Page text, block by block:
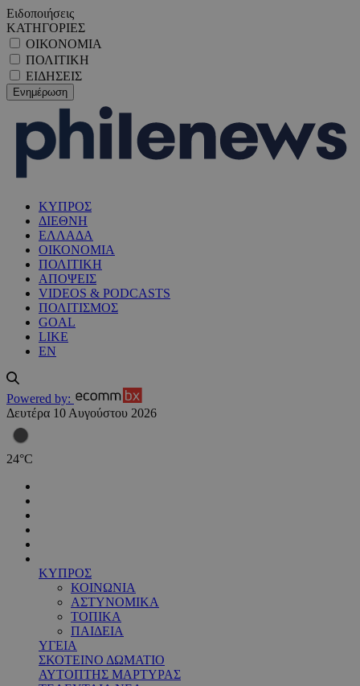
Ειδοποιήσεις
ΚΑΤΗΓΟΡΙΕΣ
ΟΙΚΟΝΟΜΙΑ
ΠΟΛΙΤΙΚΗ
ΕΙΔΗΣΕΙΣ
ΚΥΠΡΟΣ
ΔΙΕΘΝΗ
ΕΛΛΑΔΑ
ΟΙΚΟΝΟΜΙΑ
ΠΟΛΙΤΙΚΗ
ΑΠΟΨΕΙΣ
VIDEOS & PODCASTS
ΠΟΛΙΤΙΣΜΟΣ
GOAL
LIKE
EN
Powered by:
Δευτέρα 10 Αυγούστου 2026
24°C
ΚΥΠΡΟΣ
ΚΟΙΝΩΝΙΑ
ΑΣΤΥΝΟΜΙΚΑ
ΤΟΠΙΚΑ
ΠΑΙΔΕΙΑ
ΥΓΕΙΑ
ΣΚΟΤΕΙΝΟ ΔΩΜΑΤΙΟ
ΑΥΤΟΠΤΗΣ ΜΑΡΤΥΡΑΣ